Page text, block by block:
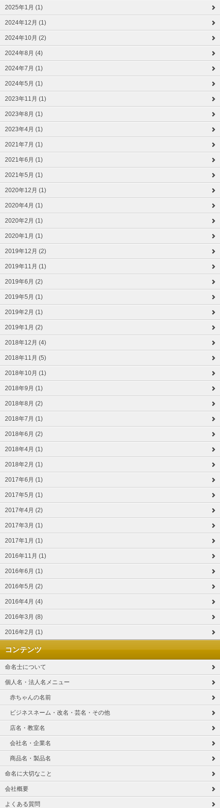
2025年1月 (1)
2024年12月 (1)
2024年10月 (2)
2024年8月 (4)
2024年7月 (1)
2024年5月 (1)
2023年11月 (1)
2023年8月 (1)
2023年4月 (1)
2021年7月 (1)
2021年6月 (1)
2021年5月 (1)
2020年12月 (1)
2020年4月 (1)
2020年2月 (1)
2020年1月 (1)
2019年12月 (2)
2019年11月 (1)
2019年6月 (2)
2019年5月 (1)
2019年2月 (1)
2019年1月 (2)
2018年12月 (4)
2018年11月 (5)
2018年10月 (1)
2018年9月 (1)
2018年8月 (2)
2018年7月 (1)
2018年6月 (2)
2018年4月 (1)
2018年2月 (1)
2017年6月 (1)
2017年5月 (1)
2017年4月 (2)
2017年3月 (1)
2017年1月 (1)
2016年11月 (1)
2016年6月 (1)
2016年5月 (2)
2016年4月 (4)
2016年3月 (8)
2016年2月 (1)
コンテンツ
命名士について
個人名・法人名メニュー
赤ちゃんの名前
ビジネスネーム・改名・芸名・その他
店名・教室名
会社名・企業名
商品名・製品名
命名に大切なこと
会社概要
よくある質問